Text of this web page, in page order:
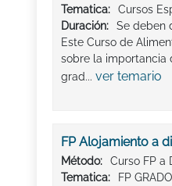
Tematica:
Cursos
Duración:
Se deben
Este Curso de
sobre la importancia
grad... ver temario
FP Alojamiento a
Método:
Curso FP a
Tematica:
FP